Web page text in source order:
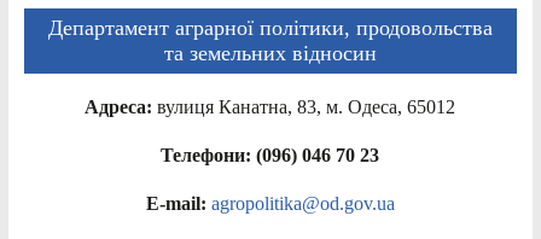
Департамент аграрної політики, продовольства
та земельних відносин
Адреса: вулиця Канатна, 83, м. Одеса, 65012
Телефони: (096) 046 70 23
E-mail: agropolitika@od.gov.ua